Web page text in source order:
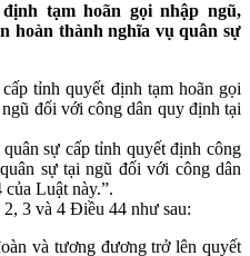
tạm hoãn gọi nhập ngũ,
hoàn thành nghĩa vụ quân sự
tỉnh quyết định tạm hoãn gọi
đối với công dân quy định tại
sự cấp tỉnh quyết định công
sự tại ngũ đối với công dân
Luật này.”.
3 và 4 Điều 44 như sau:
và tương đương trở lên quyết